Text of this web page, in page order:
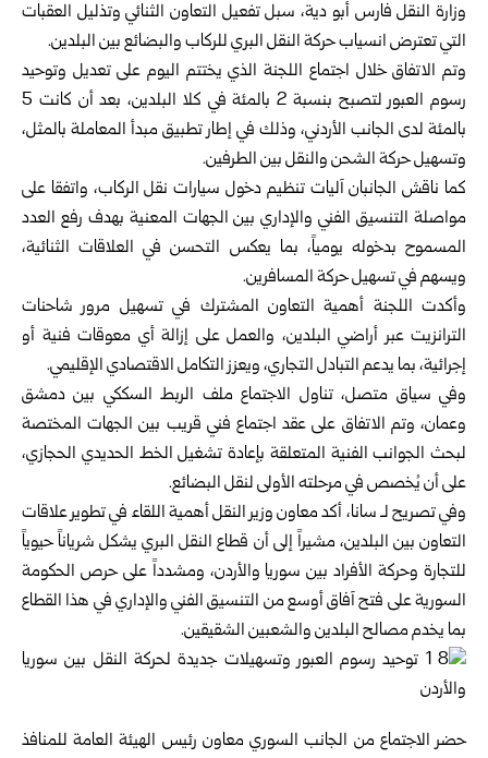
وزارة النقل فارس أبو دية، سبل تفعيل التعاون الثنائي وتذليل العقبات
التي تعترض انسياب حركة النقل البري للركاب والبضائع بين البلدين.
وتم الاتفاق خلال اجتماع اللجنة الذي يختتم اليوم على تعديل وتوحيد
رسوم العبور لتصبح بنسبة 2 بالمئة في كلا البلدين، بعد أن كانت 5
بالمئة لدى الجانب الأردني، وذلك في إطار تطبيق مبدأ المعاملة بالمثل،
وتسهيل حركة الشحن والنقل بين الطرفين.
كما ناقش الجانبان آليات تنظيم دخول سيارات نقل الركاب، واتفقا على
مواصلة التنسيق الفني والإداري بين الجهات المعنية بهدف رفع العدد
المسموح بدخوله يومياً، بما يعكس التحسن في العلاقات الثنائية،
ويسهم في تسهيل حركة المسافرين.
وأكدت اللجنة أهمية التعاون المشترك في تسهيل مرور شاحنات
الترانزيت عبر أراضي البلدين، والعمل على إزالة أي معوقات فنية أو
إجرائية، بما يدعم التبادل التجاري، ويعزز التكامل الاقتصادي الإقليمي.
وفي سياق متصل، تناول الاجتماع ملف الربط السككي بين دمشق
وعمان، وتم الاتفاق على عقد اجتماع فني قريب بين الجهات المختصة
لبحث الجوانب الفنية المتعلقة بإعادة تشغيل الخط الحديدي الحجازي،
على أن يُخصص في مرحلته الأولى لنقل البضائع.
وفي تصريح لـ سانا، أكد معاون وزير النقل أهمية اللقاء في تطوير علاقات
التعاون بين البلدين، مشيراً إلى أن قطاع النقل البري يشكل شرياناً حيوياً
للتجارة وحركة الأفراد بين سوريا والأردن، ومشدداً على حرص الحكومة
السورية على فتح آفاق أوسع من التنسيق الفني والإداري في هذا القطاع
بما يخدم مصالح البلدين والشعبين الشقيقين.
حضر الاجتماع من الجانب السوري معاون رئيس الهيئة العامة للمنافذ